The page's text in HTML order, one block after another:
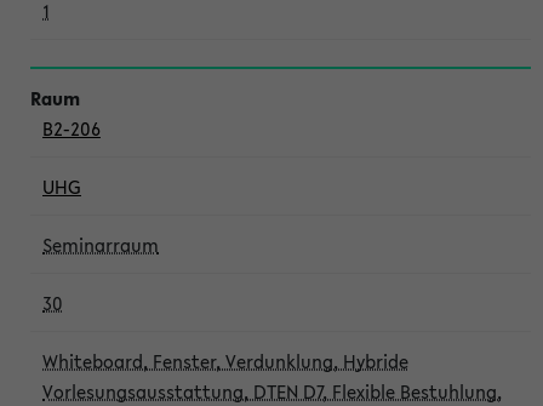
1
B2-206
UHG
Seminarraum
30
Whiteboard, Fenster, Verdunklung, Hybride
Vorlesungsausstattung, DTEN D7, Flexible Bestuhlung,